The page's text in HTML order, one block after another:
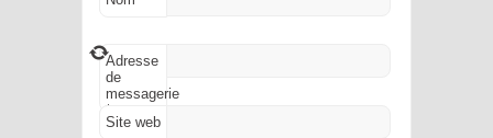
Adresse
de
messagerie
*
Site web